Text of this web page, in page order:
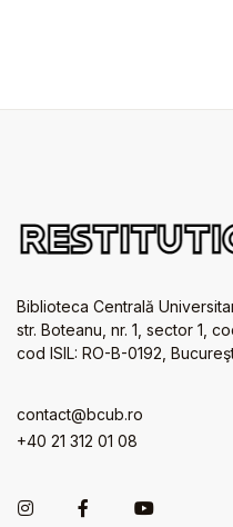
Biblioteca Centrală
str. Boteanu, nr. 1, sector 1,
cod ISIL: RO-B-0192,
contact@bcub.ro
+40 21 312 01 08